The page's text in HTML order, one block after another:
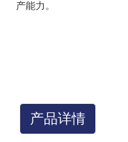
产能力。
产品详情